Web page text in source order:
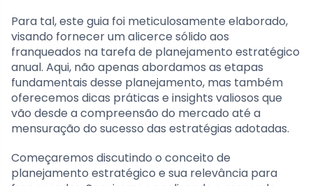
Para tal, este guia foi meticulosamente elaborado,
visando fornecer um alicerce sólido aos
franqueados na tarefa de planejamento estratégico
anual. Aqui, não apenas abordamos as etapas
fundamentais desse planejamento, mas também
oferecemos dicas práticas e insights valiosos que
vão desde a compreensão do mercado até a
mensuração do sucesso das estratégias adotadas.
Começaremos discutindo o conceito de
planejamento estratégico e sua relevância para